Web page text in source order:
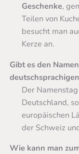
Geschenke,
Teilen von
besucht man
Kerze an.
Gibt es den
Der
Deutschland,
europäischen
der Schweiz
Wie kann man